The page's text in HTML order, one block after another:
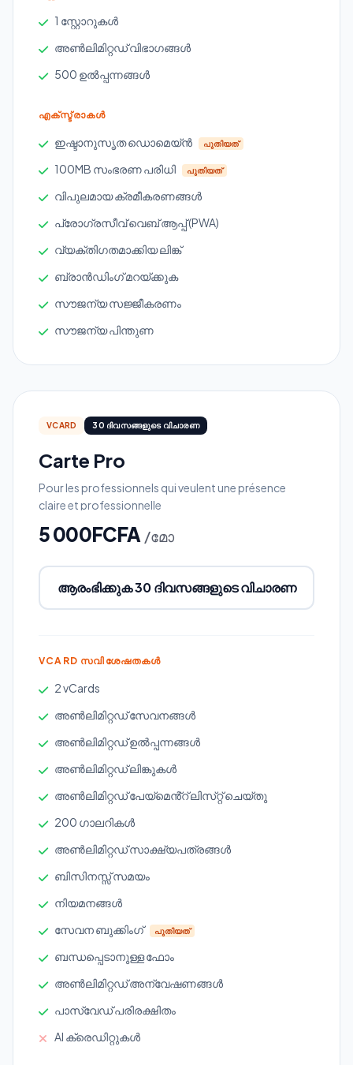
1 സ്റ്റോറുകൾ
അൺലിമിറ്റഡ് വിഭാഗങ്ങൾ
500 ഉൽപ്പന്നങ്ങൾ
എക്സ്ട്രാകൾ
ഇഷ്ടാനുസൃത ഡൊമെയ്ൻ പുതിയത്
100MB സംഭരണ ​​പരിധി പുതിയത്
വിപുലമായ ക്രമീകരണങ്ങൾ
പ്രോഗ്രസീവ് വെബ് ആപ്പ് (PWA)
വ്യക്തിഗതമാക്കിയ ലിങ്ക്
ബ്രാൻഡിംഗ് മറയ്ക്കുക
സൗജന്യ സജ്ജീകരണം
സൗജന്യ പിന്തുണ
VCARD 30 ദിവസങ്ങളുടെ വിചാരണ
Carte Pro
Pour les professionnels qui veulent une présence
claire et professionnelle
5 000FCFA /മോ
ആരംഭിക്കുക 30 ദിവസങ്ങളുടെ വിചാരണ
VCARD സവിശേഷതകൾ
2 vCards
അൺലിമിറ്റഡ് സേവനങ്ങൾ
അൺലിമിറ്റഡ് ഉൽപ്പന്നങ്ങൾ
അൺലിമിറ്റഡ് ലിങ്കുകൾ
അൺലിമിറ്റഡ് പേയ്‌മെൻ്റ് ലിസ്‌റ്റ് ചെയ്‌തു
200 ഗാലറികൾ
അൺലിമിറ്റഡ് സാക്ഷ്യപത്രങ്ങൾ
ബിസിനസ്സ് സമയം
നിയമനങ്ങൾ
സേവന ബുക്കിംഗ്
പുതിയത്
ബന്ധപ്പെടാനുള്ള ഫോം
അൺലിമിറ്റഡ് അന്വേഷണങ്ങൾ
പാസ്‌വേഡ് പരിരക്ഷിതം
AI ക്രെഡിറ്റുകൾ